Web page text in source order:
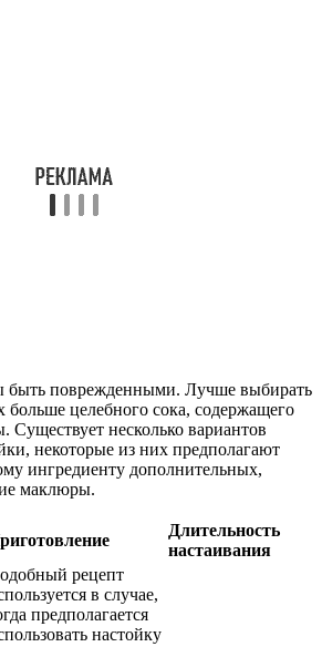
поврежденными. Лучше выбирать
целебного сока, содержащего
Существует несколько вариантов
некоторые из них предполагают
ингредиенту дополнительных,
маклюры.
Длительность
настаивания
рецепт
в случае,
предполагается
настойку